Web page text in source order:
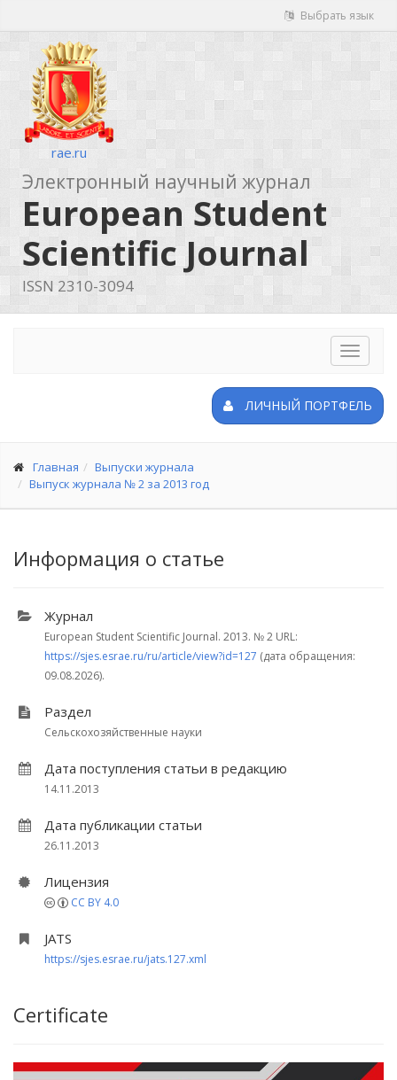
Выбрать язык
rae.ru
Электронный научный журнал
European Student
Scientific Journal
ISSN 2310-3094
Toggle
ЛИЧНЫЙ ПОРТФЕЛЬ
Главная
Выпуски журнала
Выпуск журнала № 2 за 2013 год
Информация о статье
Журнал
European Student Scientific Journal. 2013. № 2 URL:
https://sjes.esrae.ru/ru/article/view?id=127 (дата обращения:
09.08.2026).
Раздел
Сельскохозяйственные науки
Дата поступления статьи в редакцию
14.11.2013
Дата публикации статьи
26.11.2013
Лицензия
CC BY 4.0
JATS
https://sjes.esrae.ru/jats.127.xml
Certificate